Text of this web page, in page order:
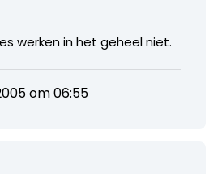
werken in het geheel niet.
om 06:55